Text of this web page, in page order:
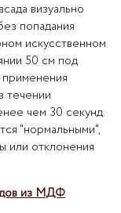
визуально
попадания
искусственном
50 см под
течении
чем 30 секунд.
"нормальными",
или отклонения
из МДФ